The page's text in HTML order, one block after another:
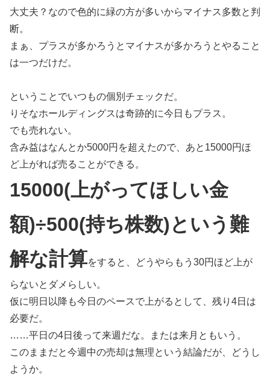
大丈夫？なので色的に緑の方が多いからマイナス多数と判
断。
まぁ、プラスが多かろうとマイナスが多かろうとやること
は一つだけだ。
ということでいつもの個別チェックだ。
りそなホールディングスは奇跡的に今日もプラス。
でも売れない。
含み益はなんとか5000円を超えたので、あと15000円ほ
ど上がれば売ることができる。
15000(上がってほしい金
額)÷500(持ち株数)という難
解な計算をすると、どうやらもう30円ほど上が
らないとダメらしい。
仮に明日以降も今日のペースで上がるとして、残り4日は
必要だ。
……平日の4日後って来週だな。または来月ともいう。
このままだと今週中の売却は無理という結論だが、どうし
ようか。